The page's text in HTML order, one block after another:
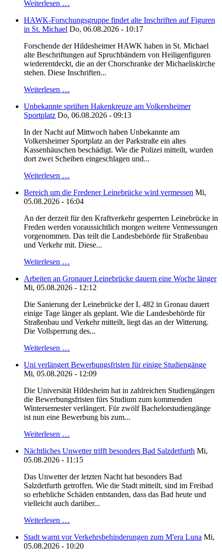
Weiterlesen …
HAWK-Forschungsgruppe findet alte Inschriften auf Figuren
in St. Michael Do, 06.08.2026 - 10:17
Forschende der Hildesheimer HAWK haben in St. Michael
alte Beschriftungen auf Spruchbändern von Heiligenfiguren
wiederentdeckt, die an der Chorschranke der Michaeliskirche
stehen. Diese Inschriften...
Weiterlesen …
Unbekannte sprühen Hakenkreuze am Volkersheimer
Sportplatz Do, 06.08.2026 - 09:13
In der Nacht auf Mittwoch haben Unbekannte am
Volkersheimer Sportplatz an der Parkstraße ein altes
Kassenhäuschen beschädigt. Wie die Polizei mitteilt, wurden
dort zwei Scheiben eingeschlagen und...
Weiterlesen …
Bereich um die Fredener Leinebrücke wird vermessen Mi,
05.08.2026 - 16:04
An der derzeit für den Kraftverkehr gesperrten Leinebrücke in
Freden werden voraussichtlich morgen weitere Vermessungen
vorgenommen. Das teilt die Landesbehörde für Straßenbau
und Verkehr mit. Diese...
Weiterlesen …
Arbeiten an Gronauer Leinebrücke dauern eine Woche länger
Mi, 05.08.2026 - 12:12
Die Sanierung der Leinebrücke der L 482 in Gronau dauert
einige Tage länger als geplant. Wie die Landesbehörde für
Straßenbau und Verkehr mitteilt, liegt das an der Witterung.
Die Vollsperrung des...
Weiterlesen …
Uni verlängert Bewerbungsfristen für einige Studiengänge
Mi, 05.08.2026 - 12:09
Die Universität Hildesheim hat in zahlreichen Studiengängen
die Bewerbungsfristen fürs Studium zum kommenden
Wintersemester verlängert. Für zwölf Bachelorstudiengänge
ist nun eine Bewerbung bis zum...
Weiterlesen …
Nächtliches Unwetter trifft besonders Bad Salzdetfurth Mi,
05.08.2026 - 11:15
Das Unwetter der letzten Nacht hat besonders Bad
Salzdetfurth getroffen. Wie die Stadt mitteilt, sind im Freibad
so erhebliche Schäden entstanden, dass das Bad heute und
vielleicht auch darüber...
Weiterlesen …
Stadt warnt vor Verkehrsbehinderungen zum M'era Luna Mi,
05.08.2026 - 10:20